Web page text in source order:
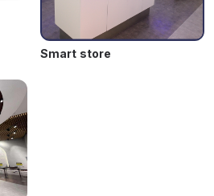
Smart store